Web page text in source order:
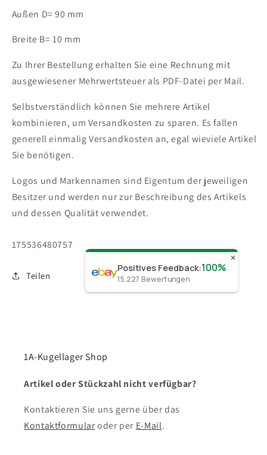
Außen D= 90 mm
Breite B= 10 mm
Zu Ihrer Bestellung erhalten Sie eine Rechnung mit
ausgewiesener Mehrwertsteuer als PDF-Datei per Mail.
Selbstverständlich können Sie mehrere Artikel
kombinieren, um Versandkosten zu sparen. Es fallen
generell einmalig Versandkosten an, egal wieviele Artikel
Sie benötigen.
Logos und Markennamen sind Eigentum der jeweiligen
Besitzer und werden nur zur Beschreibung des Artikels
und dessen Qualität verwendet.
SKU:
175536480757
Teilen
✕
Positives Feedback:100%
15.227 Bewertungen
1A-Kugellager Shop
Artikel oder Stückzahl nicht verfügbar?
Kontaktieren Sie uns gerne über das
Kontaktformularoder per E-Mail.